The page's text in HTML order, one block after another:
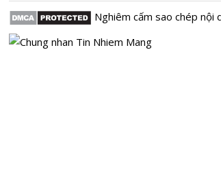
Nghiêm cấm sao chép nội